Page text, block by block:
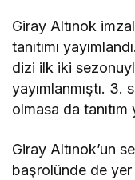
Giray Altınok
tanıtımı
dizi ilk iki
yayımlanmıştı. 3.
olmasa da tanıtım
Giray Altınok’un
başrolünde de yer